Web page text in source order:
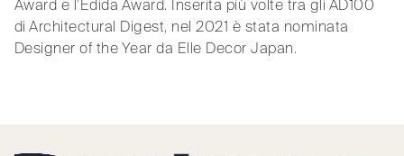
Award e l’Edida Award. Inserita più volte tra gli AD100
di Architectural Digest, nel 2021 è stata nominata
Designer of the Year da Elle Decor Japan.